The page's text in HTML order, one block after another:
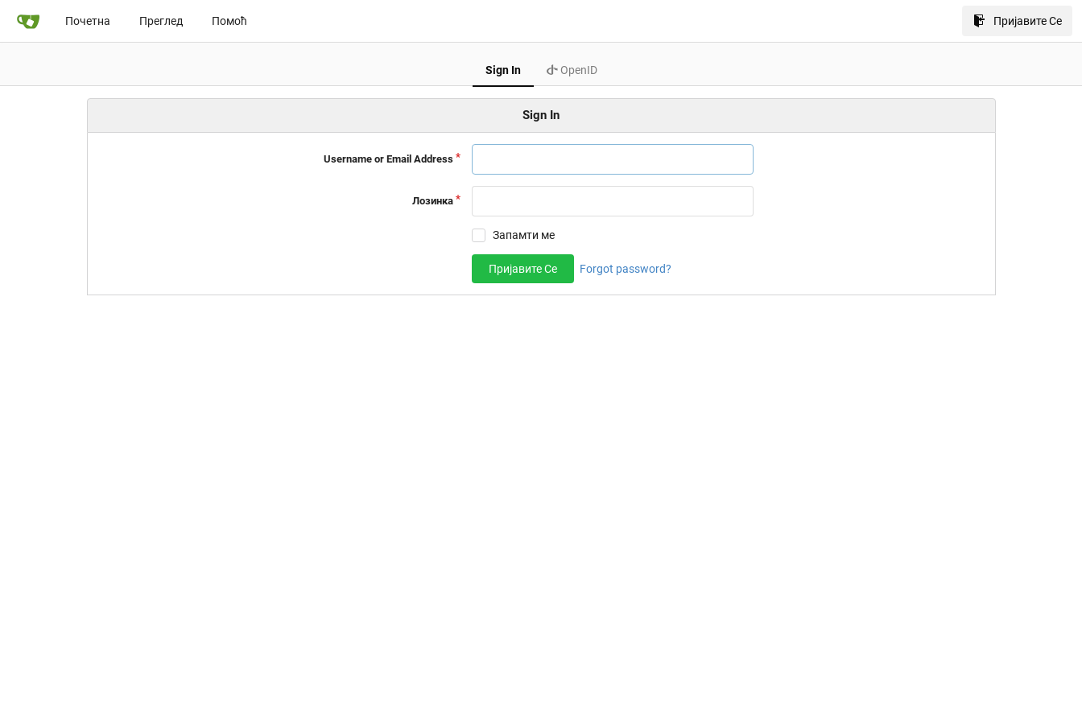
Почетна Преглед Помоћ Пријавите Се
Sign In OpenID
Sign In
Username or Email Address
Лозинка
Запамти ме
Пријавите Се Forgot password?